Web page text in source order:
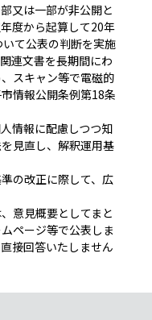
又は一部が非公開と
度から起算して20年
て公表の判断を実施
連文書を長期間にわ
スキャン等で電磁的
情報公開条例第18条
情報に配慮しつつ知
見直し、解釈運用基
の改正に際して、広
意見概要としてまと
ページ等で公表しま
接回答いたしません